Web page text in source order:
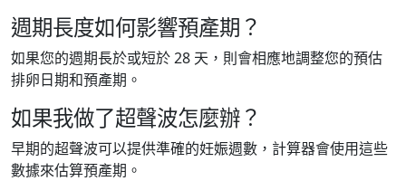
週期長度如何影響預產期？
如果您的週期長於或短於 28 天，則會相應地調整您的預估
排卵日期和預產期。
如果我做了超聲波怎麼辦？
早期的超聲波可以提供準確的妊娠週數，計算器會使用這些
數據來估算預產期。